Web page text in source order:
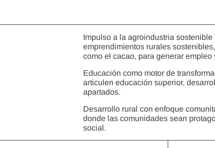
Impulso a la agroindustria
emprendimientos rurales
como el cacao, para generar
Educación como motor de
articulen educación superior,
apartados.
Desarrollo rural con enfoque
donde las comunidades sean
social.